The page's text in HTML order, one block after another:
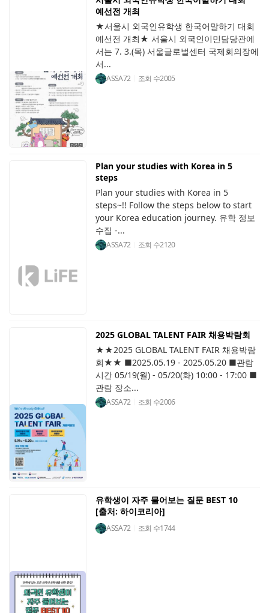
예선전 개최
★서울시 외국인유학생 한국어말하기 대회
예선전 개최★ 서울시 외국인이민담당관에
서는 7. 3.(목) 서울글로벌센터 국제회의장에
서...
ASSA72 조회 수2005
Plan your studies with Korea in 5
steps
Plan your studies with Korea in 5
steps~!! Follow the steps below to start
your Korea education journey. 유학 정보
수집 -...
ASSA72 조회 수2120
2025 GLOBAL TALENT FAIR 채용박람회
★★2025 GLOBAL TALENT FAIR 채용박람
회★★ ■2025.05.19 - 2025.05.20 ■관람
시간 05/19(월) - 05/20(화) 10:00 - 17:00 ■
관람 장소...
ASSA72 조회 수2006
유학생이 자주 물어보는 질문 BEST 10
[출처: 하이코리아]
ASSA72 조회 수1744